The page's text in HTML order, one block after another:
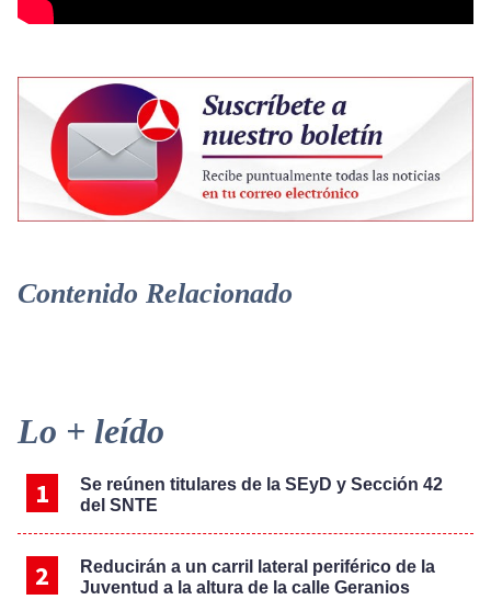
Contenido Relacionado
Primary
Sidebar
Lo + leído
Se reúnen titulares de la SEyD y Sección 42
del SNTE
Reducirán a un carril lateral periférico de la
Juventud a la altura de la calle Geranios